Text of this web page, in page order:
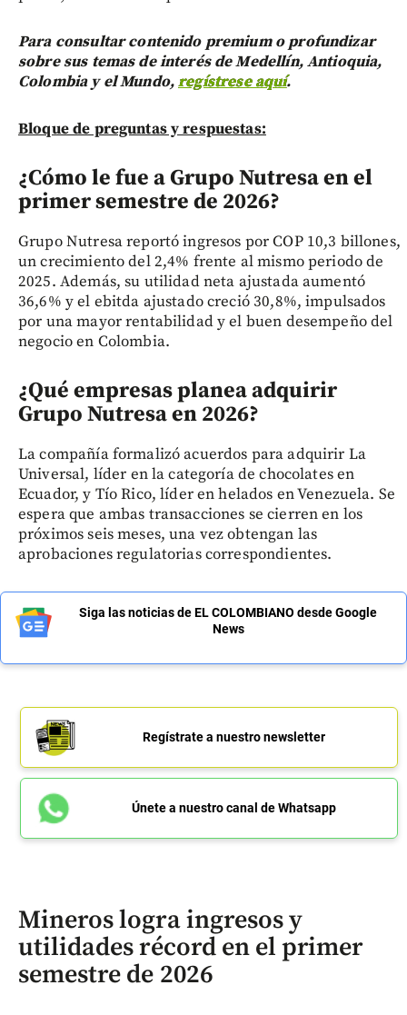
Para consultar contenido premium o profundizar
sobre sus temas de interés de Medellín, Antioquia,
Colombia y el Mundo,regístrese aquí.
Bloque de preguntas y respuestas:
¿Cómo le fue a Grupo Nutresa en el
primer semestre de 2026?
Grupo Nutresa reportó ingresos por COP 10,3 billones,
un crecimiento del 2,4% frente al mismo periodo de
2025. Además, su utilidad neta ajustada aumentó
36,6% y el ebitda ajustado creció 30,8%, impulsados
por una mayor rentabilidad y el buen desempeño del
negocio en Colombia.
¿Qué empresas planea adquirir
Grupo Nutresa en 2026?
La compañía formalizó acuerdos para adquirir La
Universal, líder en la categoría de chocolates en
Ecuador, y Tío Rico, líder en helados en Venezuela. Se
espera que ambas transacciones se cierren en los
próximos seis meses, una vez obtengan las
aprobaciones regulatorias correspondientes.
Siga las noticias de EL COLOMBIANO desde Google
News
Regístrate a nuestro newsletter
Únete a nuestro canal de Whatsapp
Mineros logra ingresos y
utilidades récord en el primer
semestre de 2026